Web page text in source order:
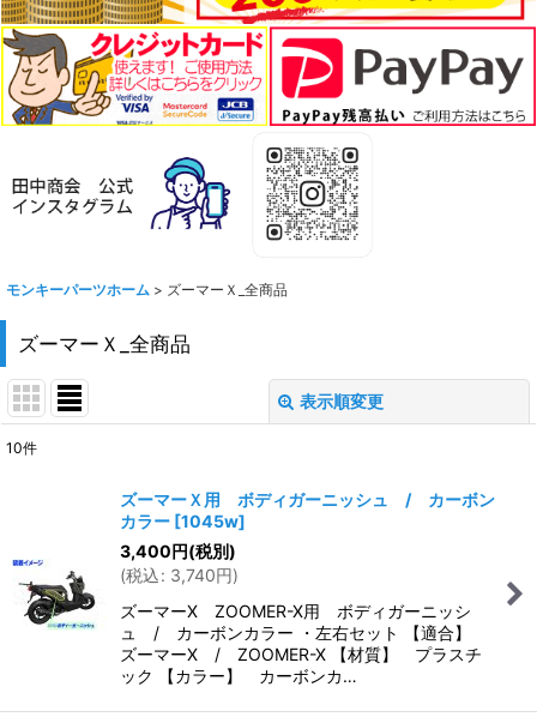
モンキーパーツホーム > ズーマーＸ_全商品
ズーマーＸ_全商品
表示順変更
並び順:
絞り込む
10件
ズーマーＸ用 ボディガーニッシュ / カーボン
カラー [1045w]
3,400円(税別)
(税込: 3,740円)
ズーマーX ZOOMER-X用 ボディガーニッシ
ュ / カーボンカラー ・左右セット 【適合】
ズーマーX / ZOOMER-X 【材質】 プラスチ
ック 【カラー】 カーボンカ…